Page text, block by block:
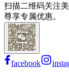
扫描二维码关注
尊享专属优惠。
facebook